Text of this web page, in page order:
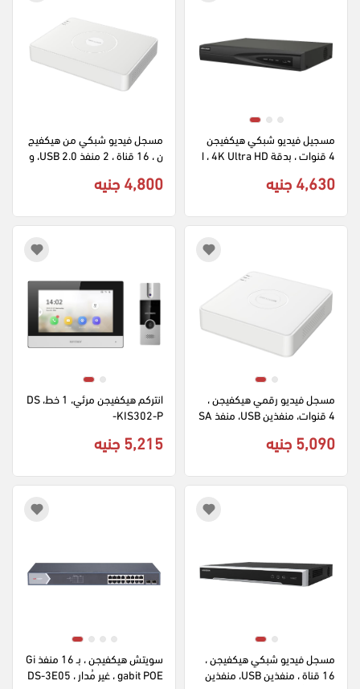
4 قنوات ، بدقة 4K Ultra HD ، ا
4,630 جنيه
مسجل فيديو شبكي من هيكفيج
ن ، 16 قناة ، 2 منفذ USB 2.0، و
7116HGHI.K1
4,800 جنيه
4 قنوات، منفذين USB، منفذ SA
S(C)
5,090 جنيه
انتركم هيكفيجن مرئي، 1 خط، DS
-KIS302-P
5,215 جنيه
سويتش هيكفيجن ، بـ 16 منفذ Gi
gabit POE ، غير مُدار ، DS-3E05